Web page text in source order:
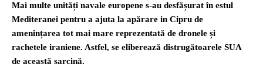
Mai multe unități navale europene s-au desfășurat în estul
Mediteranei pentru a ajuta la apărare in Cipru de
amenințarea tot mai mare reprezentată de dronele și
rachetele iraniene. Astfel, se eliberează distrugătoarele SUA
de această sarcină.